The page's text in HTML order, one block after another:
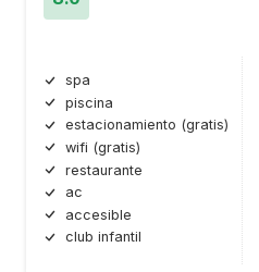
spa
piscina
estacionamiento (gratis)
wifi (gratis)
restaurante
ac
accesible
club infantil